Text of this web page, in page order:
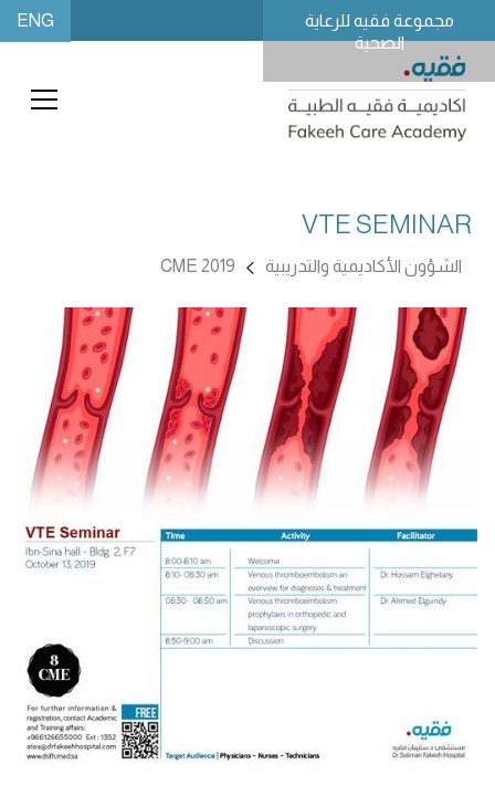
مجموعة فقيه للرعاية
الصحية
ENG
VTE SEMINAR
الشؤون الأكاديمية والتدريبية CME 2019